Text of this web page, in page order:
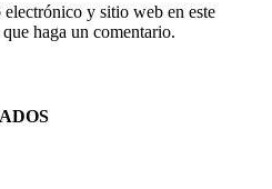
y sitio web en este
haga un comentario.